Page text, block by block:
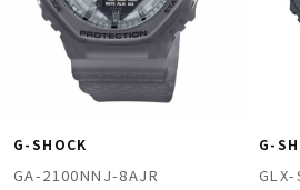
G-SHOCK
GA-2100NNJ-8AJR
G-